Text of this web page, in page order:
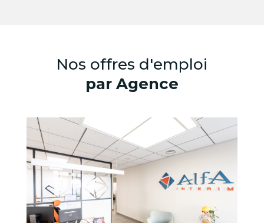
Nos offres d'emploi
par Agence